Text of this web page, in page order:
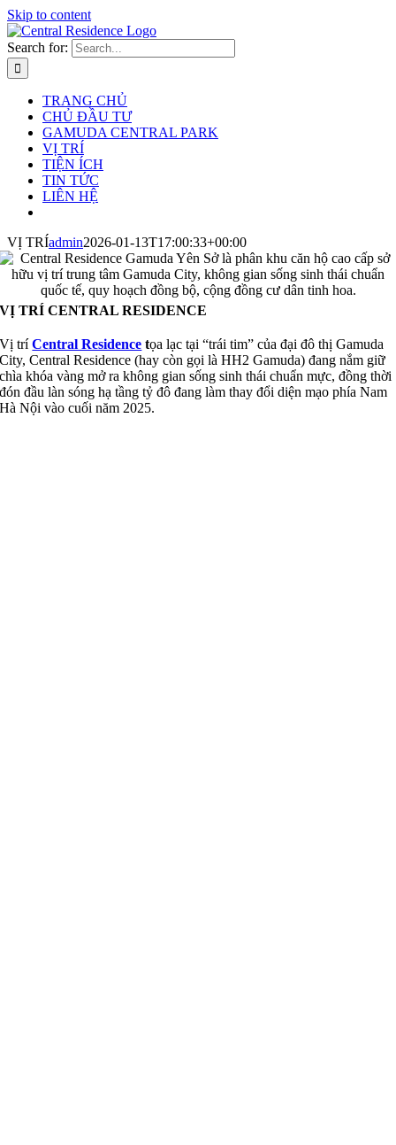
Skip to content
Search for:
TRANG CHỦ
CHỦ ĐẦU TƯ
GAMUDA CENTRAL PARK
VỊ TRÍ
TIỆN ÍCH
TIN TỨC
LIÊN HỆ
VỊ TRÍadmin2026-01-13T17:00:33+00:00
VỊ TRÍ CENTRAL RESIDENCE
Vị tríCentral Residence tọa lạc tại “trái tim” của đại đô thị Gamuda
City, Central Residence (hay còn gọi là HH2 Gamuda) đang nắm giữ
chìa khóa vàng mở ra không gian sống sinh thái chuẩn mực, đồng thời
đón đầu làn sóng hạ tầng tỷ đô đang làm thay đổi diện mạo phía Nam
Hà Nội vào cuối năm 2025.